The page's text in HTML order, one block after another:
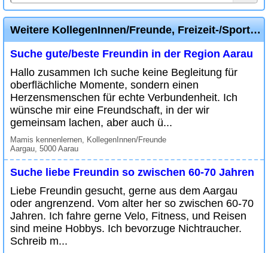
Weitere KollegenInnen/Freunde, Freizeit-/SportpartnerIn Inserate
Suche gute/beste Freundin in der Region Aarau
Hallo zusammen Ich suche keine Begleitung für
oberflächliche Momente, sondern einen
Herzensmenschen für echte Verbundenheit. Ich
wünsche mir eine Freundschaft, in der wir
gemeinsam lachen, aber auch ü...
Mamis kennenlernen, KollegenInnen/Freunde
Aargau, 5000 Aarau
Suche liebe Freundin so zwischen 60-70 Jahren
Liebe Freundin gesucht, gerne aus dem Aargau
oder angrenzend. Vom alter her so zwischen 60-70
Jahren. Ich fahre gerne Velo, Fitness, und Reisen
sind meine Hobbys. Ich bevorzuge Nichtraucher.
Schreib m...